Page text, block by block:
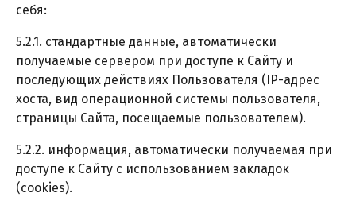
себя:
5.2.1. стандартные данные, автоматически
получаемые сервером при доступе к Сайту и
последующих действиях Пользователя (IP-адрес
хоста, вид операционной системы пользователя,
страницы Сайта, посещаемые пользователем).
5.2.2. информация, автоматически получаемая при
доступе к Сайту с использованием закладок
(cookies).